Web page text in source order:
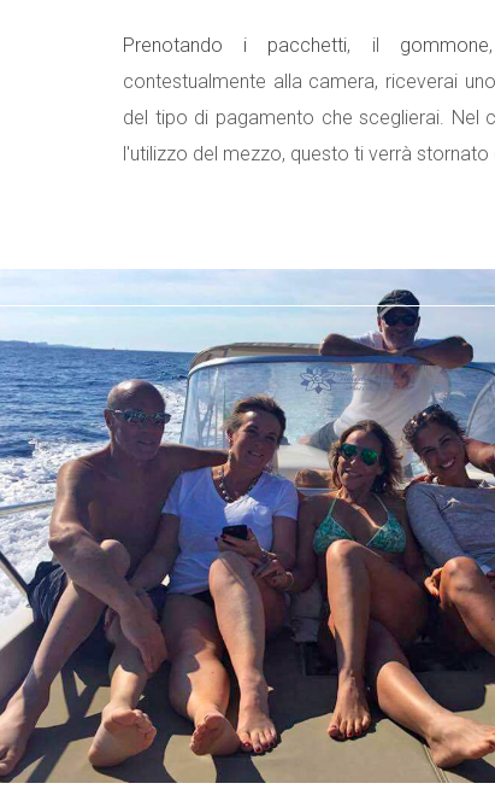
Prenotando i pacchetti, il gommone
contestualmente alla camera, riceverai
del tipo di pagamento che sceglierai. Nel
l'utilizzo del mezzo, questo ti verrà